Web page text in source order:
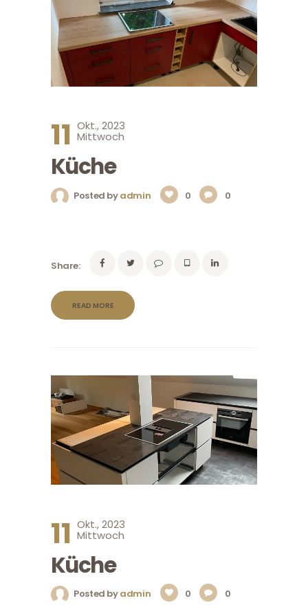
11 Okt., 2023
Mittwoch
Küche
Posted byadmin 0 0
Share:
READ MORE
11 Okt., 2023
Mittwoch
Küche
Posted byadmin 0 0